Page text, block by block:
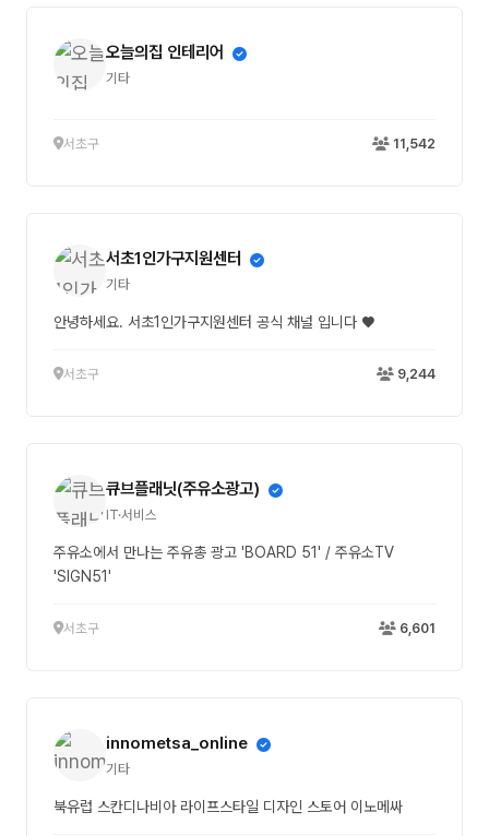
오늘의집 인테리어
기타
서초구 11,542
서초1인가구지원센터
기타
안녕하세요. 서초1인가구지원센터 공식 채널 입니다 ♥
서초구 9,244
큐브플래닛(주유소광고)
IT·서비스
주유소에서 만나는 주유총 광고 'BOARD 51' / 주유소TV
'SIGN51'
서초구 6,601
innometsa_online
기타
북유럽 스칸디나비아 라이프스타일 디자인 스토어 이노메싸